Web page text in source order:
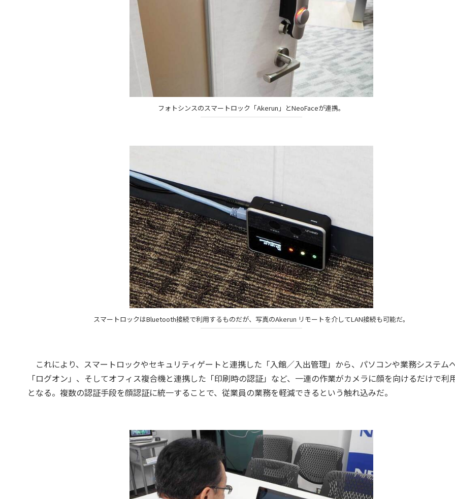
フォトシンスのスマートロック「Akerun」とNeoFaceが連携。
スマートロックはBluetooth接続で利用するものだが、写真のAkerun リモートを介してLAN接続も可能だ。
これにより、スマートロックやセキュリティゲートと連携した「入館／入出管理」から、パソコンや業務システム
「ログオン」、そしてオフィス複合機と連携した「印刷時の認証」など、一連の作業がカメラに顔を向けるだけで利
となる。複数の認証手段を顔認証に統一することで、従業員の業務を軽減できるという触れ込みだ。